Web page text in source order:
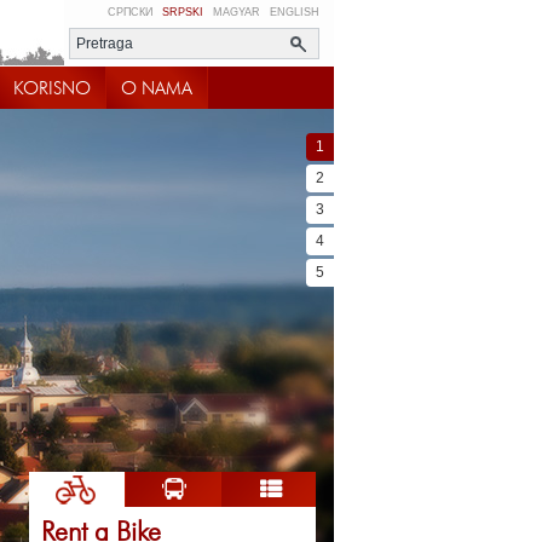
СРПСКИ SRPSKI MAGYAR ENGLISH
KORISNO O NAMA
1
2
3
4
5
Rent a Bike